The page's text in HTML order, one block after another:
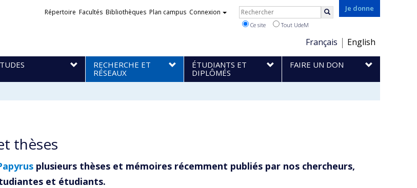
Je donne
Choix
de
la
langue
Français English
Liens
Répertoire Facultés Bibliothèques Plan campus Connexion Rechercher
Ce site Tout UdeM
RECHERCHE ET
RÉSEAUX
ÉTUDIANTS ET
DIPLÔMÉS
FAIRE UN DON
thèses
plusieurs thèses et mémoires récemment publiés par nos chercheurs,
et étudiants.